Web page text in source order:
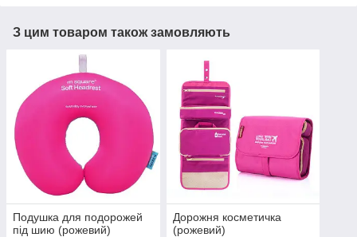
З цим товаром також замовляють
Подушка для подорожей
під шию (рожевий)
Дорожня косметичка
(рожевий)